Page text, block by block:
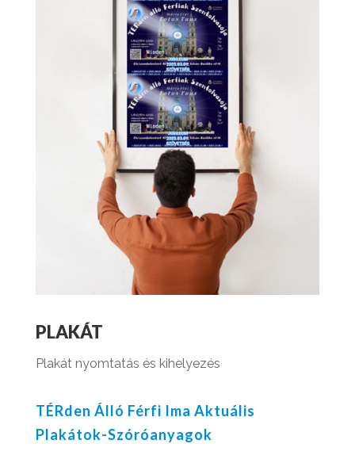
PLAKÁT
Plakát nyomtatás és kihelyezés
TÉRden Álló Férfi Ima Aktuális
Plakátok-Szóróanyagok